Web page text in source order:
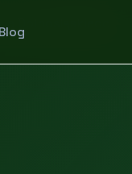
Dolnośląskiego